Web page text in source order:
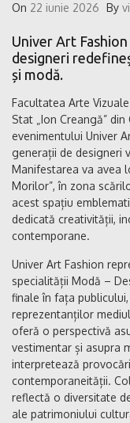
On 22 iunie 2026 By
Univer Art
designeri
și modă.
Facultatea Arte
Stat „Ion Creangă”
evenimentului Univer
generații de designeri
Manifestarea va avea
Morilor”, în zona
acest spațiu
dedicată creativității,
contemporane.
Univer Art Fashion
specialității Modă –
finale în fața
reprezentanților
oferă o perspectivă
vestimentar și asupra
interpretează
contemporaneității.
reflectă o diversitate
ale patrimoniului